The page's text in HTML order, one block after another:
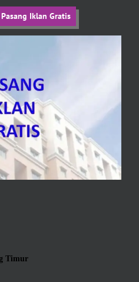
Pasang Iklan Gratis
Timur